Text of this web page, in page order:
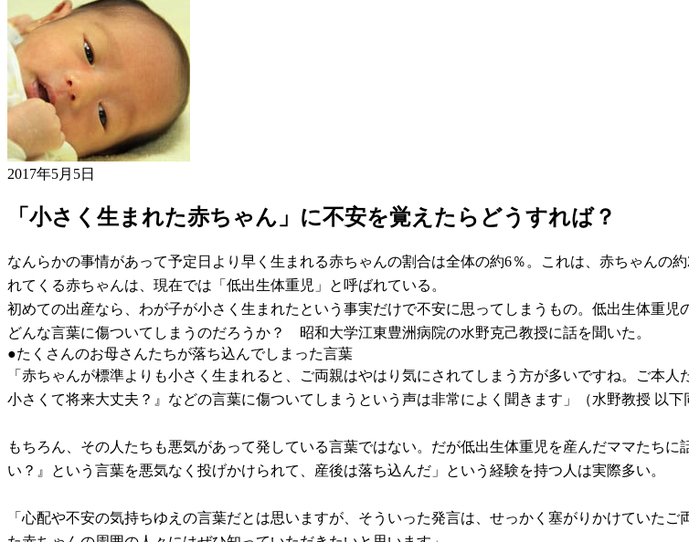
2017年5月5日
「小さく生まれた赤ちゃん」に不安を覚えたらどうすれば？
なんらかの事情があって予定日より早く生まれる赤ちゃんの割合は全体の約6％。これは、赤ちゃんの
れてくる赤ちゃんは、現在では「低出生体重児」と呼ばれている。
初めての出産なら、わが子が小さく生まれたという事実だけで不安に思ってしまうもの。低出生体重
どんな言葉に傷ついてしまうのだろうか？ 昭和大学江東豊洲病院の水野克己教授に話を聞いた。
●たくさんのお母さんたちが落ち込んでしまった言葉
「赤ちゃんが標準よりも小さく生まれると、ご両親はやはり気にされてしまう方が多いですね。ご本
小さくて将来大丈夫？』などの言葉に傷ついてしまうという声は非常によく聞きます」（水野教授 以下
もちろん、その人たちも悪気があって発している言葉ではない。だが低出生体重児を産んだママたち
い？』という言葉を悪気なく投げかけられて、産後は落ち込んだ」という経験を持つ人は実際多い。
「心配や不安の気持ちゆえの言葉だとは思いますが、そういった発言は、せっかく塞がりかけていた